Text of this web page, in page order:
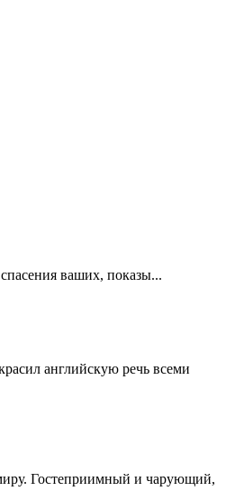
ваших, показы...
английскую речь всеми
Гостеприимный и чарующий,